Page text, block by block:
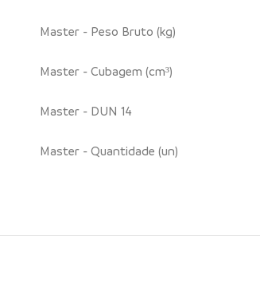
Master - Peso Bruto (kg)
Master - Cubagem (cm³)
Master - DUN 14
Master - Quantidade (un)